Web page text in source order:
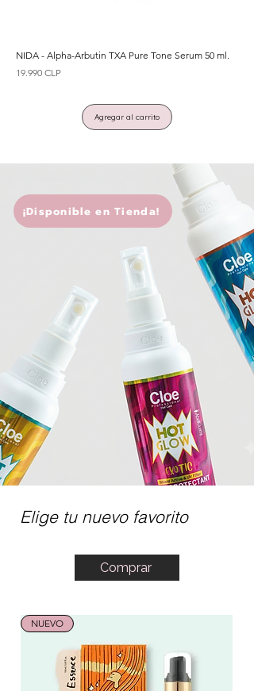
NIDA - Alpha-Arbutin TXA Pure Tone Serum 50 ml.
Precio
19.990 CLP
Agregar al carrito
¡Disponible en Tienda!
Elige tu nuevo favorito
Comprar
NUEVO